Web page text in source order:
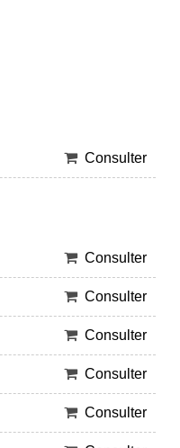
Consulter
Consulter
Consulter
Consulter
Consulter
Consulter